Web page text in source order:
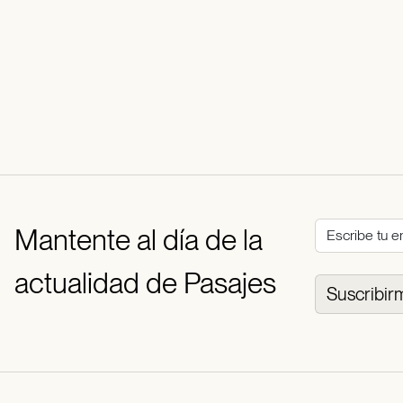
Mantente al día de la
actualidad de Pasajes